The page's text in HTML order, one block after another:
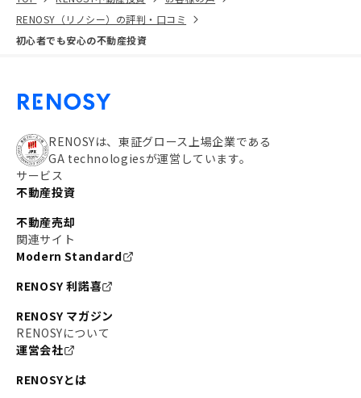
RENOSY（リノシー）の評判・口コミ
初心者でも安心の不動産投資
RENOSYは、東証グロース上場企業である
GA technologiesが運営しています。
サービス
不動産投資
不動産売却
関連サイト
Modern Standard
RENOSY 利諾喜
RENOSY マガジン
RENOSYについて
運営会社
RENOSYとは